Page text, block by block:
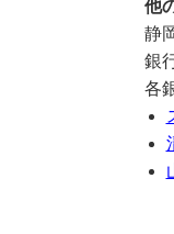
他
静
銀
各